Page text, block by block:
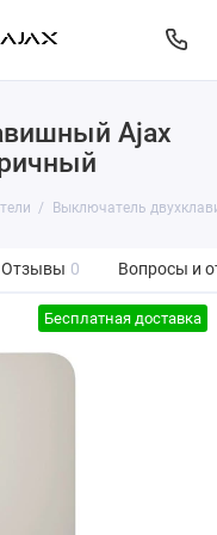
Ajax
Выключатель
Отзывы 0 Вопросы и
Бесплатная доставка